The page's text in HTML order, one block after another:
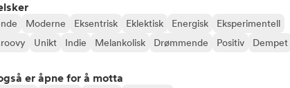
Moderne Eksentrisk Eklektisk Energisk
Eksperimentell
Unikt Indie Melankolisk Drømmende Positiv
Dempet
er åpne for å motta